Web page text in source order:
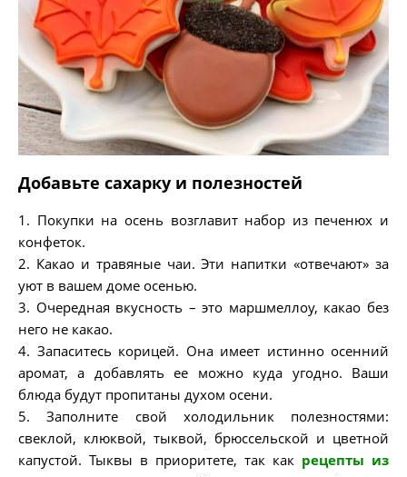
Добавьте сахарку и полезностей
1. Покупки на осень возглавит набор из печенюх и
конфеток.
2. Какао и травяные чаи. Эти напитки «отвечают» за
уют в вашем доме осенью.
3. Очередная вкусность – это маршмеллоу, какао без
него не какао.
4. Запаситесь корицей. Она имеет истинно осенний
аромат, а добавлять ее можно куда угодно. Ваши
блюда будут пропитаны духом осени.
5. Заполните свой холодильник полезностями:
свеклой, клюквой, тыквой, брюссельской и цветной
капустой. Тыквы в приоритете, так как рецепты из